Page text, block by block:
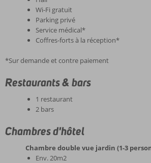
Wi-Fi gratuit
Parking privé
Service médical*
Coffres-forts à la réception*
*Sur demande et contre paiement
Restaurants & bars
1 restaurant
2 bars
Chambres d'hôtel
Chambre double vue jardin (1-3
Env. 20m2